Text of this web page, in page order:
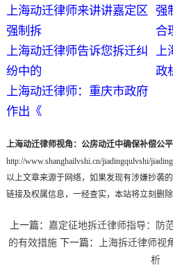
上海动迁律师来讲讲嘉定区
强制拆
强
合
上海动迁律师告诉您拆迁纠
纷中的
上
政
上海动迁律师：重庆市政府
作出《
上海动迁律师视角：公房动迁中确保补偿公
http://www.shanghailvshi.cn/jiadingqulvshi/
以上文章来源于网络，如果发现有涉嫌抄袭
链接及权属信息，一经查实，本站将立刻删除
上一篇： 嘉定征地拆迁律师指导：防
的有效措施下一篇：
上海拆迁律师
析